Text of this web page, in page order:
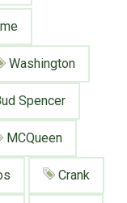
Washington
Spencer
MCQueen
Crank